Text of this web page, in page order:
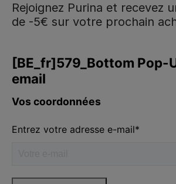
Rejoignez Purina et recevez
de -5€ sur votre prochain
Neem contact met ons
facebook instagram